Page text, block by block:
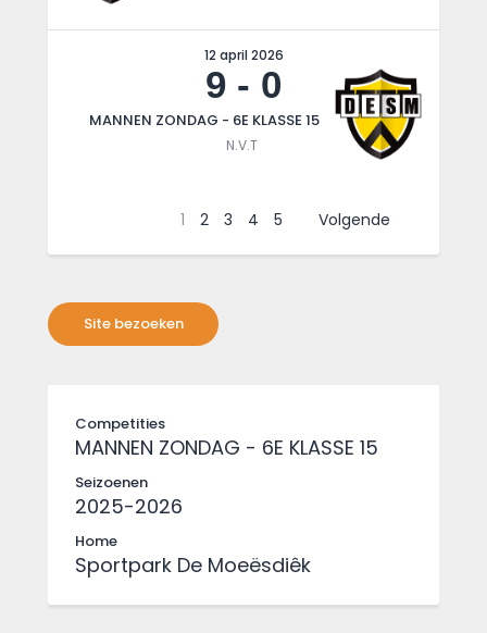
12 april 2026
9 - 0
MANNEN ZONDAG - 6E KLASSE 15
N.V.T
1 2 3 4 5 Volgende
Competities
MANNEN ZONDAG - 6E KLASSE 15
Seizoenen
2025-2026
Home
Sportpark De Moeësdiêk